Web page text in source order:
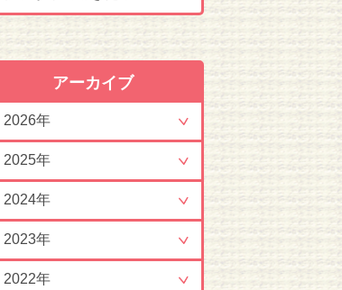
アーカイブ
2026年
2025年
2024年
2023年
2022年